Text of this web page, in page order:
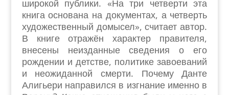
широкой публики. «На три четверти эта
книга основана на документах, а четверть
художественный домысел», считает автор.
В книге отражён характер правителя,
внесены неизданные сведения о его
рождении и детстве, политике завоеваний
и неожиданной смерти. Почему Данте
Алигьери направился в изгнание именно в